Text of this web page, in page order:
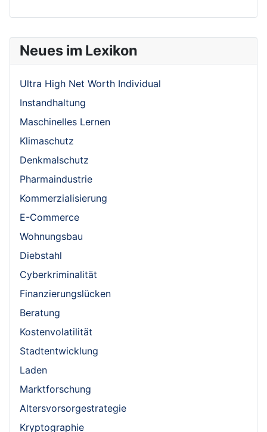
Neues im Lexikon
Ultra High Net Worth Individual
Instandhaltung
Maschinelles Lernen
Klimaschutz
Denkmalschutz
Pharmaindustrie
Kommerzialisierung
E-Commerce
Wohnungsbau
Diebstahl
Cyberkriminalität
Finanzierungslücken
Beratung
Kostenvolatilität
Stadtentwicklung
Laden
Marktforschung
Altersvorsorgestrategie
Kryptographie